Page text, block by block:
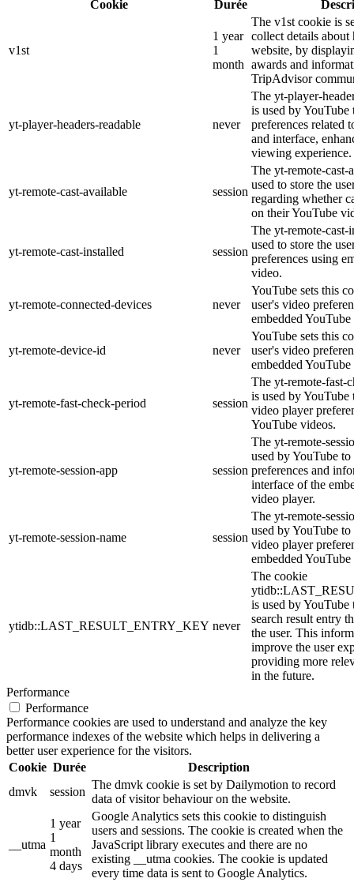
Cookie
Durée
v1st
1 year
1
month
The v1st cookie is
collect details
website, by
awards and
TripAdvisor
yt-player-headers-readable never
The yt-player-
is used by YouTube
preferences related
and interface,
viewing experience.
yt-remote-cast-available session
The yt-remote-cast-
used to store the
regarding whether
on their YouTube
yt-remote-cast-installed session
The yt-remote-cast-
used to store the
preferences using
video.
yt-remote-connected-devices never
YouTube sets this
user's video
embedded
yt-remote-device-id never
YouTube sets this
user's video
embedded
yt-remote-fast-check-period session
The yt-remote-fast-
is used by YouTube
video player
YouTube videos.
yt-remote-session-app session
The yt-remote-
used by YouTube to
preferences and
interface of the
video player.
yt-remote-session-name session
The yt-remote-
used by YouTube to
video player
embedded
ytidb::LAST_RESULT_ENTRY_KEY never
The cookie
is used by YouTube
search result entry
the user. This
improve the user
providing more
in the future.
Performance
Performance
Performance cookies are used to understand and analyze the key
performance indexes of the website which helps in delivering a
better user experience for the visitors.
Cookie Durée
Description
dmvk
session
The dmvk cookie is set by Dailymotion to record
data of visitor behaviour on the website.
__utma
1 year
1
month
4 days
Google Analytics sets this cookie to distinguish
users and sessions. The cookie is created when the
JavaScript library executes and there are no
existing __utma cookies. The cookie is updated
every time data is sent to Google Analytics.